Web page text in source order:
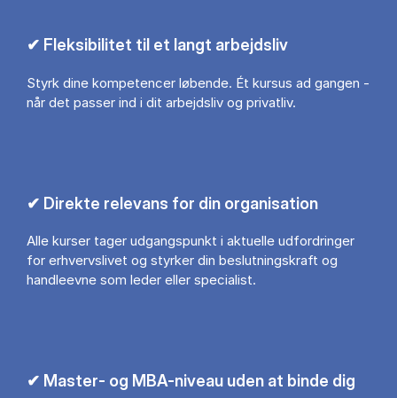
✔ Fleksibilitet til et langt arbejdsliv
Styrk dine kompetencer løbende. Ét kursus ad gangen -
når det passer ind i dit arbejdsliv og privatliv.
✔ Direkte relevans for din organisation
Alle kurser tager udgangspunkt i aktuelle udfordringer
for erhvervslivet og styrker din beslutningskraft og
handleevne som leder eller specialist.
✔ Master- og MBA-niveau uden at binde dig